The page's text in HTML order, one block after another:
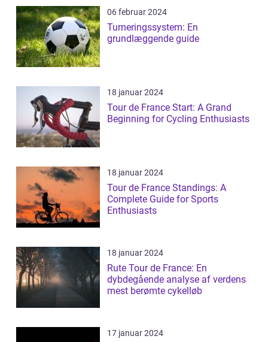
06 februar 2024
Turneringssystem: En
grundlæggende guide
18 januar 2024
Tour de France Start: A Grand
Beginning for Cycling Enthusiasts
18 januar 2024
Tour de France Standings: A
Complete Guide for Sports
Enthusiasts
18 januar 2024
Rute Tour de France: En
dybdegående analyse af verdens
mest berømte cykelløb
17 januar 2024